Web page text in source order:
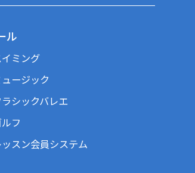
ル
イミング
ュージック
ラシックバレエ
フ
ッスン会員システム